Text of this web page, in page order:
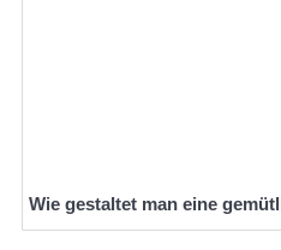
Wie gestaltet man eine